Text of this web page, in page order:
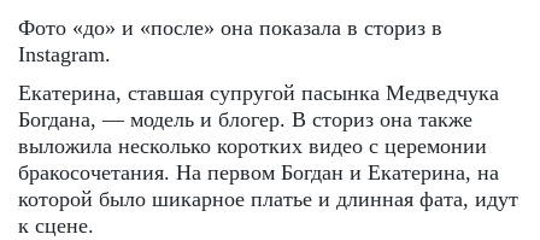
Фото «до» и «после» она показала в сториз в
Instagram.
Екатерина, ставшая супругой пасынка Медведчука
Богдана, — модель и блогер. В сториз она также
выложила несколько коротких видео с церемонии
бракосочетания. На первом Богдан и Екатерина, на
которой было шикарное платье и длинная фата, идут
к сцене.